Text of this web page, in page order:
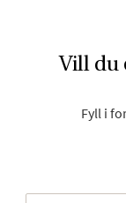
Vill du
Fyll i